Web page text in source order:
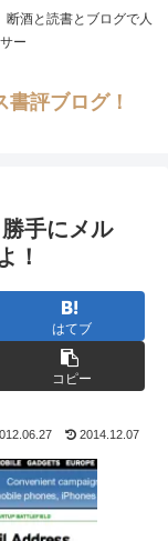
酒と読書とブログで人
ー
評ブログ！
手にメル
！
はてブ
コピー
2014.12.07